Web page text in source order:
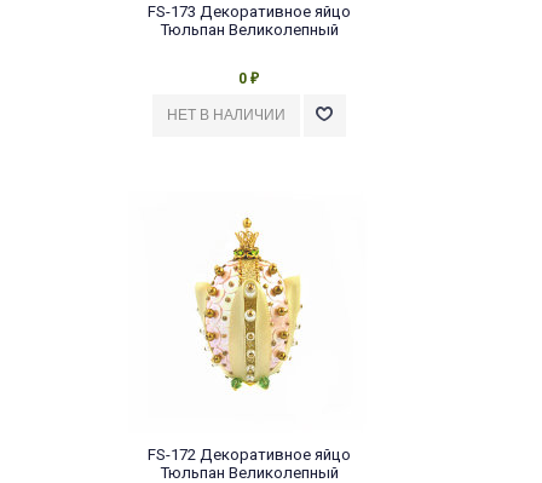
FS-173 Декоративное яйцо
Тюльпан Великолепный
0 ₽
FS-172 Декоративное яйцо
Тюльпан Великолепный